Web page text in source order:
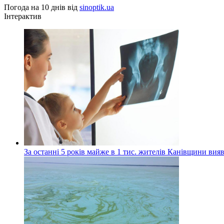
Погода на 10 днів від sinoptik.ua
Інтерактив
За останні 5 років майже в 1 тис. жителів Канівщини